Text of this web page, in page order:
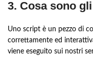
3. Cosa sono
Uno script è un pezzo di
correttamente ed
viene eseguito sui nostri